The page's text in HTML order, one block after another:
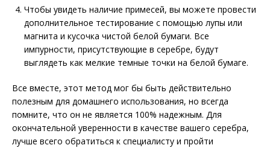
Чтобы увидеть наличие примесей, вы можете провести
дополнительное тестирование с помощью лупы или
магнита и кусочка чистой белой бумаги. Все
импурности, присутствующие в серебре, будут
выглядеть как мелкие темные точки на белой бумаге.
Все вместе, этот метод мог бы быть действительно
полезным для домашнего использования, но всегда
помните, что он не является 100% надежным. Для
окончательной уверенности в качестве вашего серебра,
лучше всего обратиться к специалисту и пройти